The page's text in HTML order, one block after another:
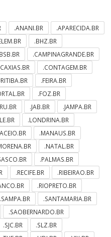
.ANANI.BR
.APARECIDA.BR
.BHZ.BR
.CAMPINAGRANDE.BR
.CONTAGEM.BR
.FEIRA.BR
.FOZ.BR
.JAB.BR
.JAMPA.BR
.LONDRINA.BR
.MANAUS.BR
.NATAL.BR
.PALMAS.BR
.RECIFE.BR
.RIBEIRAO.BR
.RIOPRETO.BR
.SAMPA.BR
.SANTAMARIA.BR
.SAOBERNARDO.BR
.SJC.BR
.SLZ.BR